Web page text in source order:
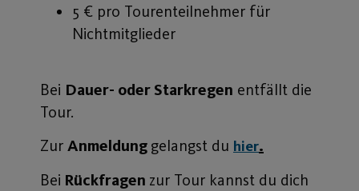
5 € pro Tourenteilnehmer für
Nichtmitglieder
Bei Dauer- oder Starkregen entfällt die
Tour.
Zur Anmeldung gelangst du hier.
Bei Rückfragen zur Tour kannst du dich